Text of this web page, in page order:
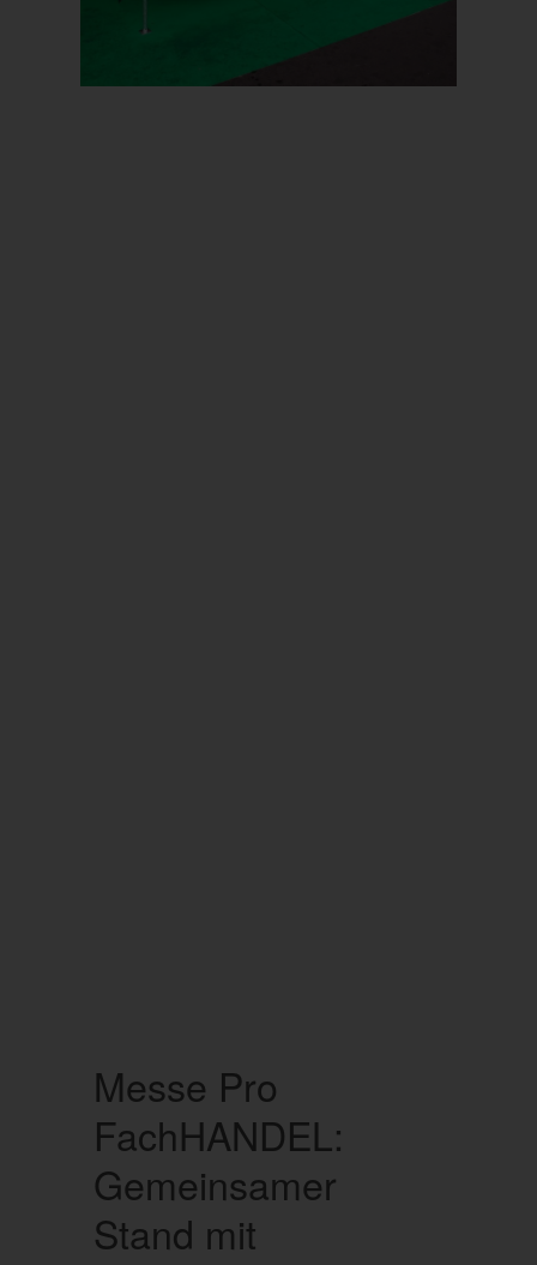
Messe Pro
FachHANDEL:
Gemeinsamer
Stand mit